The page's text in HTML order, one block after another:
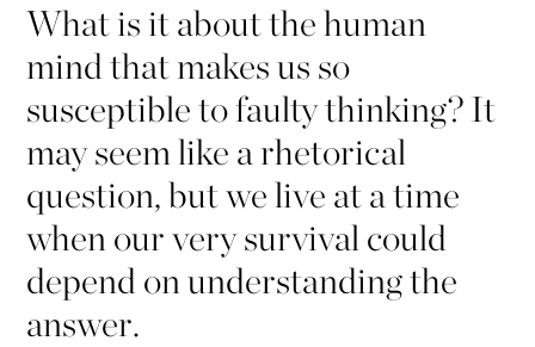
What is it about the human
mind that makes us so
susceptible to faulty thinking? It
may seem like a rhetorical
question, but we live at a time
when our very survival could
depend on understanding the
answer.